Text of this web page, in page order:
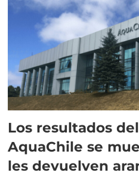
Los resultados
AquaChile se
les devuelven